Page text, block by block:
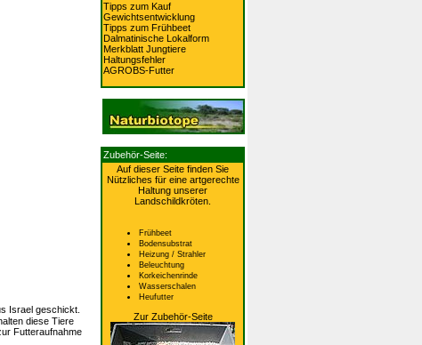
Israel geschickt.
diese Tiere
Futteraufnahme
Tipps zum Kauf
Gewichtsentwicklung
Tipps zum Frühbeet
Dalmatinische Lokalform
Merkblatt Jungtiere
Haltungsfehler
AGROBS-Futter
Zubehör-Seite:
Auf dieser Seite finden Sie
Nützliches für eine artgerechte
Haltung unserer
Landschildkröten.
Frühbeet
Bodensubstrat
Heizung / Strahler
Beleuchtung
Korkeichenrinde
Wasserschalen
Heufutter
Zur Zubehör-Seite